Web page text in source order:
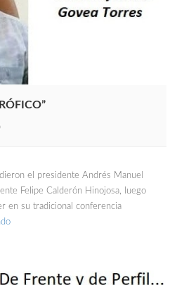
el presidente Andrés Manuel
Felipe Calderón Hinojosa, luego
en su tradicional conferencia